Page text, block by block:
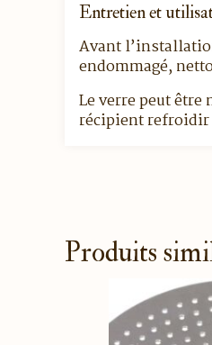
Entretien et
Avant
endommagé,
Le verre peut
récipient refroidir
Produits